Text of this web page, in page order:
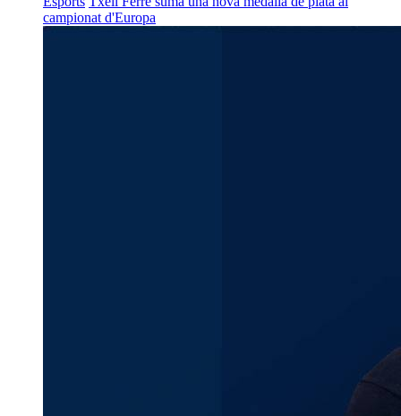
campionat d'Europa